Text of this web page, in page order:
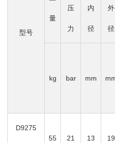
型号
量
压
力
内
径
外
径
kg bar mm
D9275
55 21 13 19